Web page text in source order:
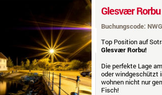
Glesvær Rorbu
Buchungscode:
Top Position auf
Glesvær Rorbu!
Die perfekte Lage
oder windgeschützt
wohnen nicht nur
Fisch!